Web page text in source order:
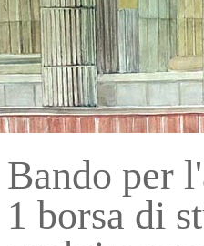
Bando per
1 borsa di